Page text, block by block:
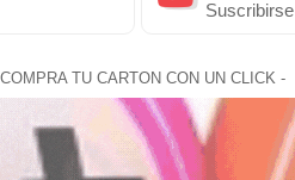
Suscribirse
TU CARTON CON UN CLICK -